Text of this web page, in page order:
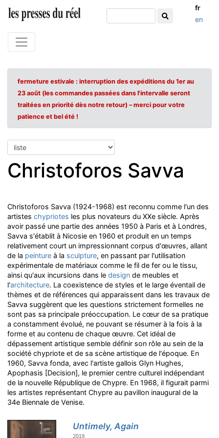
fr
en
fermeture estivale : interruption des expéditions du 1er au
23 août (les commandes passées dans l'intervalle seront
traitées en priorité dès notre retour) – merci pour votre
patience et bel été !
Christoforos Savva
Christoforos Savva (1924-1968) est reconnu comme l'un des
artistes chypriotes les plus novateurs du XXe siècle. Après
avoir passé une partie des années 1950 à Paris et à Londres,
Savva s'établit à Nicosie en 1960 et produit en un temps
relativement court un impressionnant corpus d'œuvres, allant
de la peinture à la sculpture, en passant par l'utilisation
expérimentale de matériaux comme le fil de fer ou le tissu,
ainsi qu'aux incursions dans le design de meubles et
l'architecture. La coexistence de styles et le large éventail de
thèmes et de références qui apparaissent dans les travaux de
Savva suggèrent que les questions strictement formelles ne
sont pas sa principale préoccupation. Le cœur de sa pratique
a constamment évolué, ne pouvant se résumer à la fois à la
forme et au contenu de chaque œuvre. Cet idéal de
dépassement artistique semble définir son rôle au sein de la
société chypriote et de sa scène artistique de l'époque. En
1960, Savva fonda, avec l'artiste gallois Glyn Hughes,
Apophasis [Decision], le premier centre culturel indépendant
de la nouvelle République de Chypre. En 1968, il figurait parmi
les artistes représentant Chypre au pavillon inaugural de la
34e Biennale de Venise.
Untimely, Again
2019